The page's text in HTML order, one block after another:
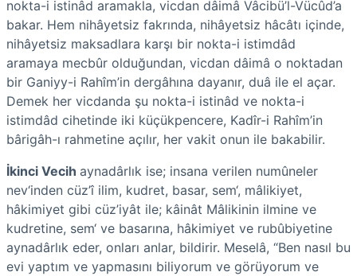
nokta-i istinâd aramakla, vicdan dâimâ Vâcibü’l-Vücûd’a
bakar. Hem nihâyetsiz fakrında, nihâyetsiz hâcâtı içinde,
nihâyetsiz maksadlara karşı bir nokta-i istimdâd
aramaya mecbûr olduğundan, vicdan dâimâ o noktadan
bir Ganiyy-i Rahîm’in dergâhına dayanır, duâ ile el açar.
Demek her vicdanda şu nokta-i istinâd ve nokta-i
istimdâd cihetinde iki küçükpencere, Kadîr-i Rahîm’in
bârigâh-ı rahmetine açılır, her vakit onun ile bakabilir.
İkinci Vecih aynadârlık ise; insana verilen numûneler
nev‘inden cüz’î ilim, kudret, basar, sem‘, mâlikiyet,
hâkimiyet gibi cüz’iyât ile; kâinât Mâlikinin ilmine ve
kudretine, sem‘ ve basarına, hâkimiyet ve rubûbiyetine
aynadârlık eder, onları anlar, bildirir. Meselâ, “Ben nasıl bu
evi yaptım ve yapmasını biliyorum ve görüyorum ve